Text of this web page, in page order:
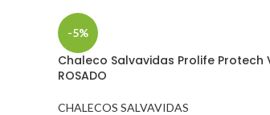
-5%
Chaleco Salvavidas Prolife Protech
ROSADO
CHALECOS SALVAVIDAS